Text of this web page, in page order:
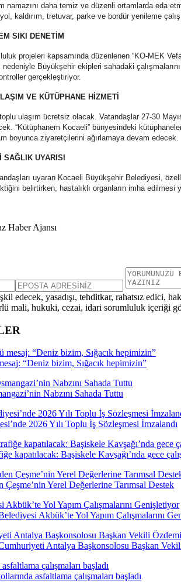
namazını daha temiz ve düzenli ortamlarda eda
kaldırım, tretuvar, parke ve bordür yenileme
SIKI DENETİM
projeleri kapsamında düzenlenen “KO-MEK
Büyükşehir ekipleri sahadaki
gerçekleştiriyor.
VE KÜTÜPHANE HİZMETİ
ulaşım ücretsiz olacak. Vatandaşlar 27-30
“Kütüphanem Kocaeli” bünyesindeki
boyunca ziyaretçilerini ağırlamaya devam edecek.
SAĞLIK UYARISI
uyaran Kocaeli Büyükşehir Belediyesi,
belirtirken, hastalıklı organların imha
Haber Ajansı
edecek, yasadışı, tehditkar, rahatsız edici,
mali, hukuki, cezai, idari sorumluluk içeriği
“Deniz bizim, Sığacık hepimizin”
Nabzını Sahada Tuttu
2026 Yılı Toplu İş Sözleşmesi İmzalandı
kapatılacak: Başiskele Kavşağı’nda gece
Çeşme’nin Yerel Değerlerine Tarımsal Destek
Akbük’te Yol Yapım Çalışmalarını
Antalya Başkonsolosu Başkan
asfaltlama çalışmaları başladı